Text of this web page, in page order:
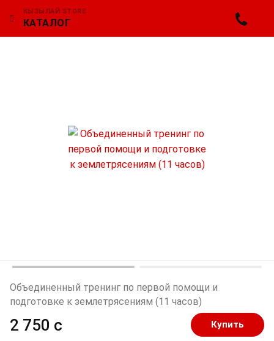
КЫЗЫЛАЙ STORE
КАТАЛОГ
Объединенный тренинг по первой помощи и
подготовке к землетрясениям (11 часов)
2 750 c Купить